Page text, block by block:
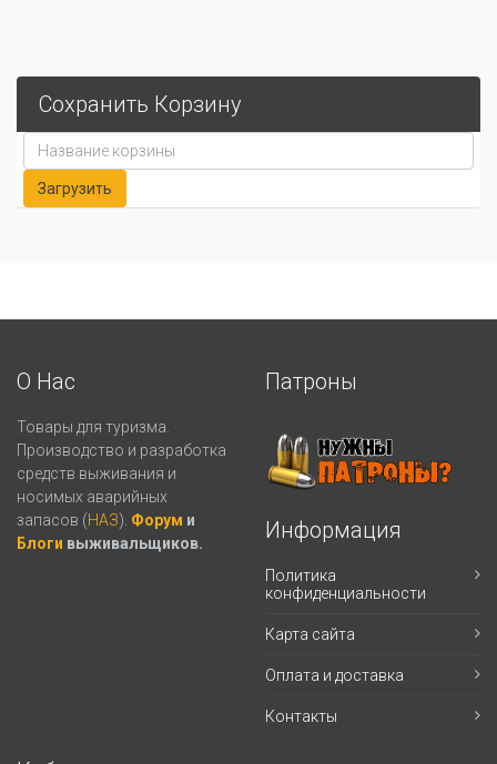
Сохранить Корзину
О Нас
Товары для туризма.
Производство и разработка
средств выживания и
носимых аварийных
запасов (НАЗ). Форум и
Блоги выживальщиков.
Патроны
Информация
Политика
конфиденциальности
Карта сайта
Оплата и доставка
Контакты